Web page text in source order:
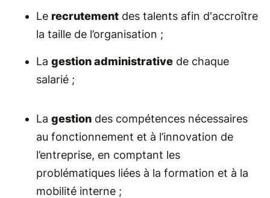
Le recrutement des talents afin d'accroître
la taille de l’organisation ;
La gestion administrative de chaque
salarié ;
La gestion des compétences nécessaires
au fonctionnement et à l’innovation de
l’entreprise, en comptant les
problématiques liées à la formation et à la
mobilité interne ;